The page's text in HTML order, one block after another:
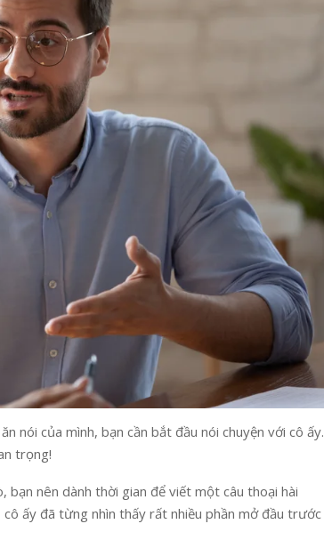
nói của mình, bạn cần bắt đầu nói chuyện với cô ấy.
trọng!
nên dành thời gian để viết một câu thoại hài
ấy đã từng nhìn thấy rất nhiều phần mở đầu trước